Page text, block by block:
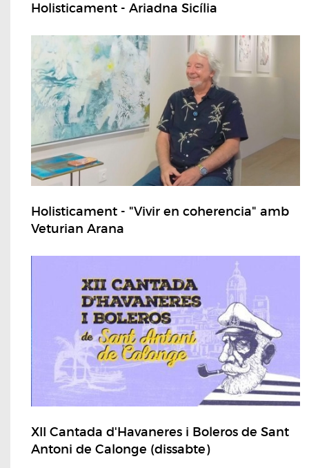
Holisticament - Ariadna Sicília
Holisticament - "Vivir en coherencia" amb
Veturian Arana
XII Cantada d'Havaneres i Boleros de Sant
Antoni de Calonge (dissabte)